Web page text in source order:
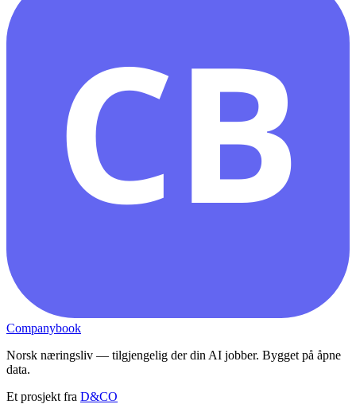
CB
Companybook
Norsk næringsliv — tilgjengelig der din AI jobber. Bygget på åpne
data.
Et prosjekt fra D&CO